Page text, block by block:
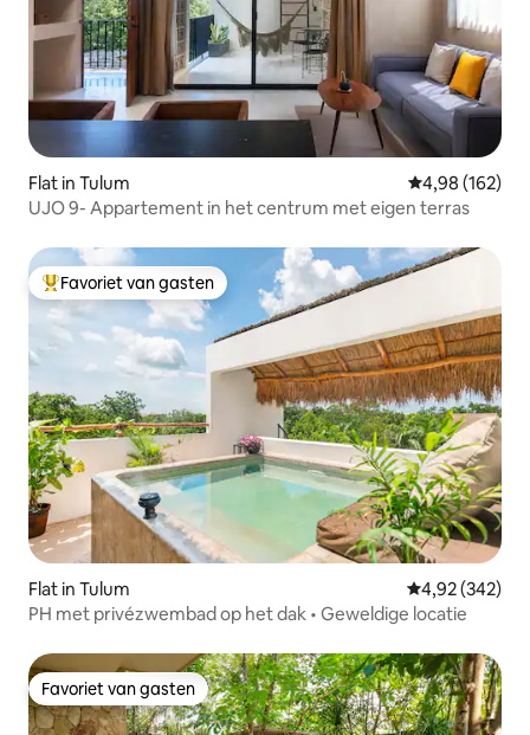
Flat in Tulum Gemiddelde
4,98 (162)
UJO 9- Appartement in het centrum met eigen terras
Topfavoriet van gasten
Favoriet van gasten
Flat in Tulum Gemiddelde
4,92 (342)
PH met privézwembad op het dak • Geweldige locatie
Favoriet van gasten
Favoriet van gasten